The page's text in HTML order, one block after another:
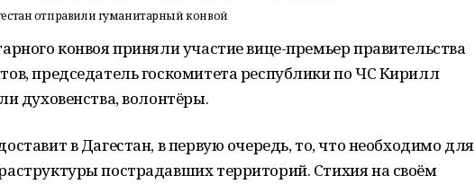
отправили гуманитарный конвой
конвоя приняли участие вице-премьер правительства
председатель госкомитета республики по ЧС Кирилл
духовенства, волонтёры.
в Дагестан, в первую очередь, то, что необходимо для
пострадавших территорий. Стихия на своём